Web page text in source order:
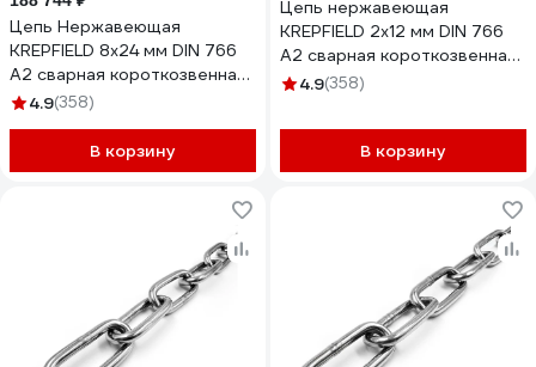
Цепь Нержавеющая
KREPFIELD 8х24 мм DIN 766
А2 сварная короткозвенная
50 метров
4.9(358)
В корзину
Цепь нержавеющая
KREPFIELD 2x12 мм DIN 766
А2 сварная короткозвенная
17 метров
4.9(358)
В корзину